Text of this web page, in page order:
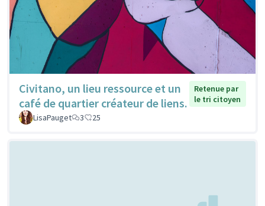
Civitano, un lieu ressource et un
café de quartier créateur de liens.
Retenue par
le tri citoyen
LisaPauget
3 25